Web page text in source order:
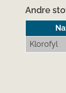
Andre
Klorofyl